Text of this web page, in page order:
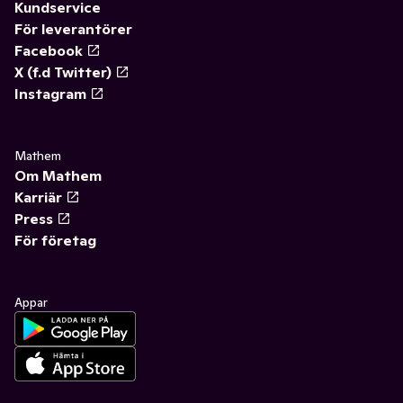
Kundservice
För leverantörer
Facebook
X (f.d Twitter)
Instagram
Mathem
Om Mathem
Karriär
Press
För företag
Appar